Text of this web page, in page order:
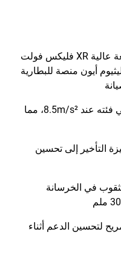
محرك عديم المسفرات مع سعة عالية XR فليكس فولت
فولت/54 فولت ليثيوم أيون منصة للبطارية
أداء وحماية: الاهتزاز الأفضل في فئته عند 8.5m/s²، مما
التأخير إلى تحسين
في الخرسانة
لتحسين الدعم أثناء